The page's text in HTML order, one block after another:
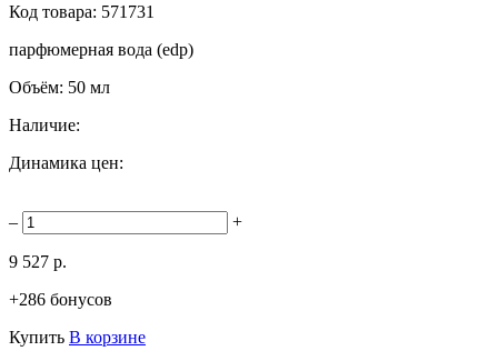
Код товара: 571731
парфюмерная вода (edp)
Объём: 50 мл
Наличие:
Динамика цен:
– +
9 527 р.
+286 бонусов
Купить В корзине